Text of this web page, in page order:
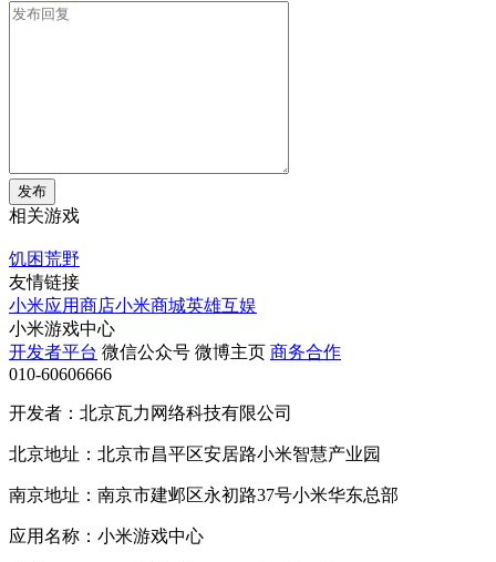
发布
相关游戏
饥困荒野
友情链接
小米应用商店小米商城英雄互娱
小米游戏中心
开发者平台 微信公众号 微博主页 商务合作
010-60606666
开发者：北京瓦力网络科技有限公司
北京地址：北京市昌平区安居路小米智慧产业园
南京地址：南京市建邺区永初路37号小米华东总部
应用名称：小米游戏中心